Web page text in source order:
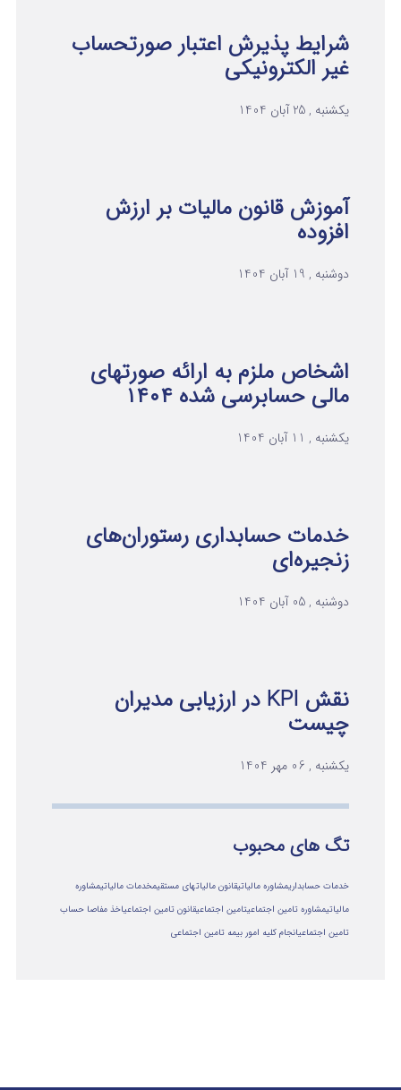
شرایط پذیرش اعتبار صورتحساب
غیر الکترونیکی
یکشنبه , 25 آبان 1404
آموزش قانون مالیات بر ارزش
افزوده
دوشنبه , 19 آبان 1404
اشخاص ملزم به ارائه صورتهای
مالی حسابرسی شده ۱۴۰۴
یکشنبه , 11 آبان 1404
خدمات حسابداری رستوران‌های
زنجیره‌ای
دوشنبه , 05 آبان 1404
نقش KPI در ارزیابی مدیران
چیست
یکشنبه , 06 مهر 1404
تگ های محبوب
خدمات حسابداریمشاوره مالیاتیقانون مالیاتهای مستقیمخدمات مالیاتیمشاوره
مالياتيمشاوره تامین اجتماعیتامین اجتماعیقانون تامین اجتماعیاخذ مفاصا حساب
تامین اجتماعیانجام کلیه امور بیمه تامین اجتماعی